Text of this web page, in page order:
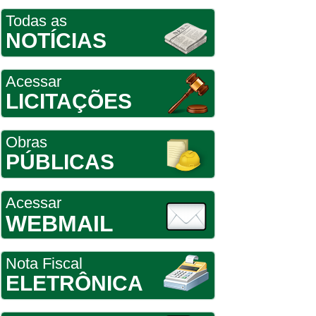
Todas as
NOTÍCIAS
Acessar
LICITAÇÕES
Obras
PÚBLICAS
Acessar
WEBMAIL
Nota Fiscal
ELETRÔNICA